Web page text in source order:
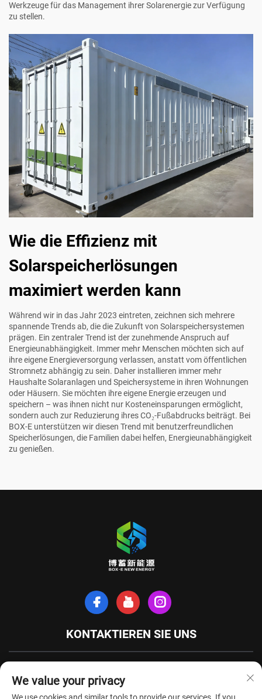
Werkzeuge für das Management ihrer Solarenergie zur Verfügung
zu stellen.
Wie die Effizienz mit
Solarspeicherlösungen
maximiert werden kann
Während wir in das Jahr 2023 eintreten, zeichnen sich mehrere
spannende Trends ab, die die Zukunft von Solarspeichersystemen
prägen. Ein zentraler Trend ist der zunehmende Anspruch auf
Energieunabhängigkeit. Immer mehr Menschen möchten sich auf
ihre eigene Energieversorgung verlassen, anstatt vom öffentlichen
Stromnetz abhängig zu sein. Daher installieren immer mehr
Haushalte Solaranlagen und Speichersysteme in ihren Wohnungen
oder Häusern. Sie möchten ihre eigene Energie erzeugen und
speichern – was ihnen nicht nur Kosteneinsparungen ermöglicht,
sondern auch zur Reduzierung ihres CO₂-Fußabdrucks beiträgt. Bei
BOX-E unterstützen wir diesen Trend mit benutzerfreundlichen
Speicherlösungen, die Familien dabei helfen, Energieunabhängigkeit
zu genießen.
KONTAKTIEREN SIE UNS
We value your privacy